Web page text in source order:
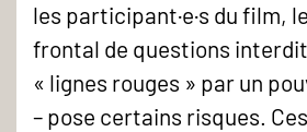
les participant·e·s du film,
frontal de questions
« lignes rouges » par un
– pose certains risques.